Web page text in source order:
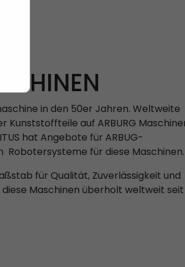
in den 50er Jahren. Weltweite
Kunststoffteile auf ARBURG
hat Angebote für ARBUG-
für diese Maschinen.
für Qualität, Zuverlässigkeit und
Maschinen überholt weltweit seit